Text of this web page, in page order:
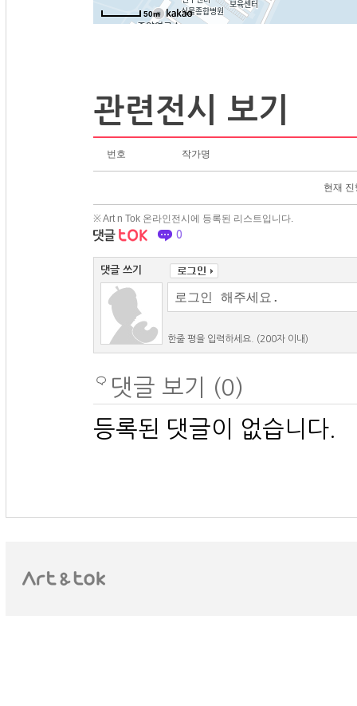
50m
관련전시 보기
번호 작가명
현재
※ Art n Tok 온라인전시에 등록된 리스트입니다.
0
댓글 쓰기
한줄 평을 입력하세요. (200자 이내)
댓글 보기 (0)
등록된 댓글이 없습니다.